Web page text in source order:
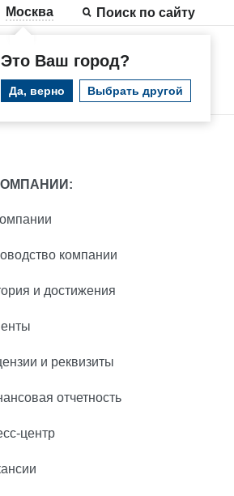
Москва
Это Ваш город?
Да, верно Выбрать другой
Поиск по сайту
компании
и достижения
и реквизиты
отчетность
центр